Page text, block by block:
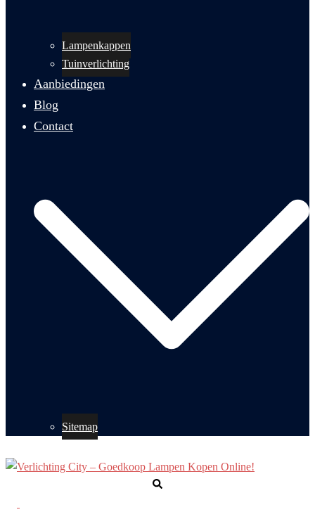
Lampenkappen
Tuinverlichting
Aanbiedingen
Blog
Contact
Sitemap